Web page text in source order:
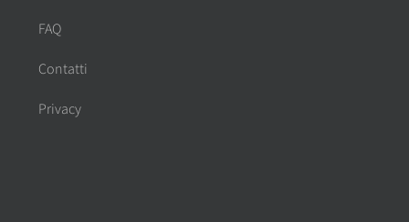
FAQ
Contatti
Privacy